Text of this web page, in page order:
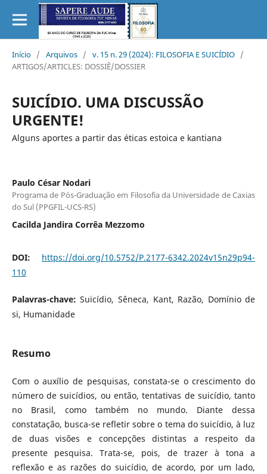
Início / Arquivos / v. 15 n. 29 (2024): FILOSOFIA E SUICÍDIO /
ARTIGOS/ARTICLES: DOSSIÊ/DOSSIER
SUICÍDIO. UMA DISCUSSÃO
URGENTE!
Alguns aportes a partir das éticas estoica e kantiana
Paulo César Nodari
Programa de Pós-Graduação em Filosofia da Universidade de Caxias
do Sul (PPGFIL-UCS-RS)
Cacilda Jandira Corrêa Mezzomo
DOI: https://doi.org/10.5752/P.2177-6342.2024v15n29p94-
110
Palavras-chave:Suicídio, Sêneca, Kant, Razão, Domínio de
si, Humanidade
Resumo
Com o auxílio de pesquisas, constata-se o crescimento do
número de suicídios, ou então, tentativas de suicídio, tanto
no Brasil, como também no mundo. Diante dessa
constatação, busca-se refletir sobre o tema do suicídio, à luz
de duas visões e concepções distintas a respeito da
presente pesquisa. Trata-se, pois, de trazer à tona a
reflexão e as razões do suicídio, de acordo, por um lado,